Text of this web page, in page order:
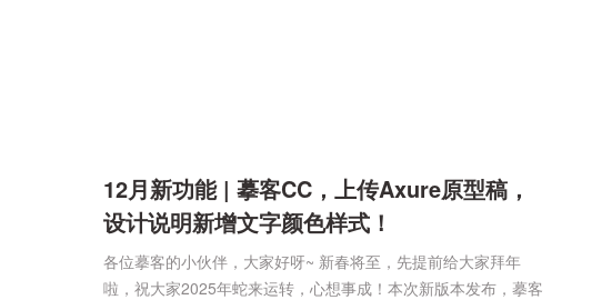
12月新功能 | 摹客CC，上传Axure原型稿，
设计说明新增文字颜色样式！
各位摹客的小伙伴，大家好呀~ 新春将至，先提前给大家拜年
啦，祝大家2025年蛇来运转，心想事成！本次新版本发布，摹客